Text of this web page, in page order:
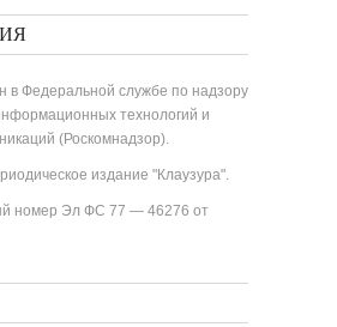
в Федеральной службе по надзору
технологий и
(Роскомнадзор).
издание "Клаузура".
номер Эл ФС 77 — 46276 от